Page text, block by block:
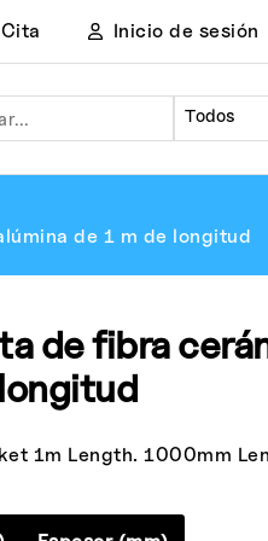
Cita Inicio de sesión
Todos
de 1 m de longitud
de fibra
1m Length. 1000mm